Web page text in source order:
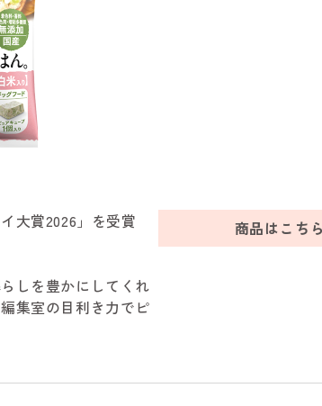
大賞2026」を受賞
しを豊かにしてくれ
集室の目利き力でピ
商品はこちら